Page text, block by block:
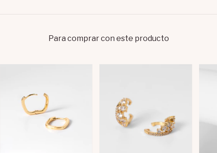
Para comprar con este producto